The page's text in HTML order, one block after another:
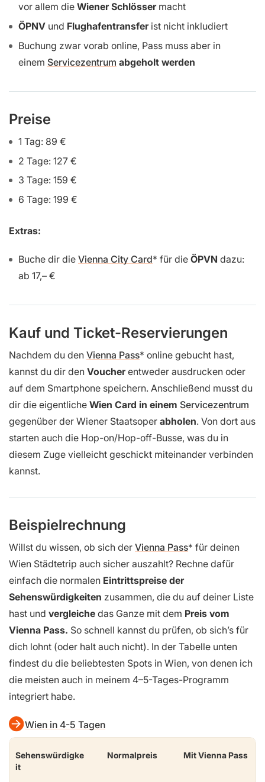
vor allem die Wiener Schlössermacht
ÖPNV und Flughafentransferist nicht inkludiert
Buchung zwar vorab online, Pass muss aber in
einem Servicezentrum abgeholt werden
Preise
1 Tag: 89 €
2 Tage: 127 €
3 Tage: 159 €
6 Tage: 199 €
Extras:
Buche dir die Vienna City Card für die ÖPVN dazu:
ab 17,– €
Kauf und Ticket-Reservierungen
Nachdem du den Vienna Pass online gebucht hast,
kannst du dir den Voucherentweder ausdrucken oder
auf dem Smartphone speichern. Anschließend musst du
dir die eigentliche Wien Card in einem Servicezentrum
gegenüber der Wiener Staatsoper abholen. Von dort aus
starten auch die Hop-on/Hop-off-Busse, was du in
diesem Zuge vielleicht geschickt miteinander verbinden
kannst.
Beispielrechnung
Willst du wissen, ob sich der Vienna Pass für deinen
Wien Städtetrip auch sicher auszahlt? Rechne dafür
einfach die normalen Eintrittspreise der
Sehenswürdigkeiten zusammen, die du auf deiner Liste
hast und vergleiche das Ganze mit dem Preis vom
Vienna Pass. So schnell kannst du prüfen, ob sich’s für
dich lohnt (oder halt auch nicht). In der Tabelle unten
findest du die beliebtesten Spots in Wien, von denen ich
die meisten auch in meinem 4–5-Tages-Programm
integriert habe.
Wien in 4-5 Tagen
Sehenswürdigke
it
Normalpreis Mit Vienna Pass